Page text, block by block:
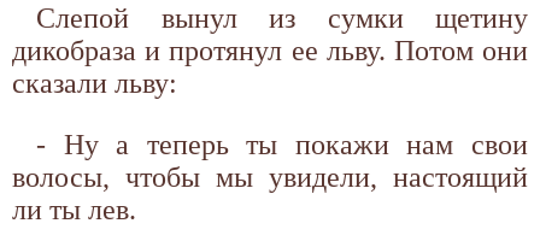
Слепой вынул из сумки щетину
дикобраза и протянул ее льву. Потом они
сказали льву:
- Ну а теперь ты покажи нам свои
волосы, чтобы мы увидели, настоящий
ли ты лев.